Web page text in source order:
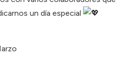
un día especial